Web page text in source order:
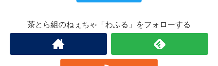
茶とら組のねぇちゃ「わふる」をフォローする